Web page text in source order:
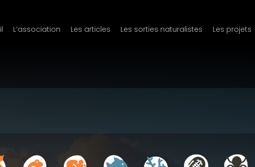
L’association Les articles Les sorties naturalistes Les projets